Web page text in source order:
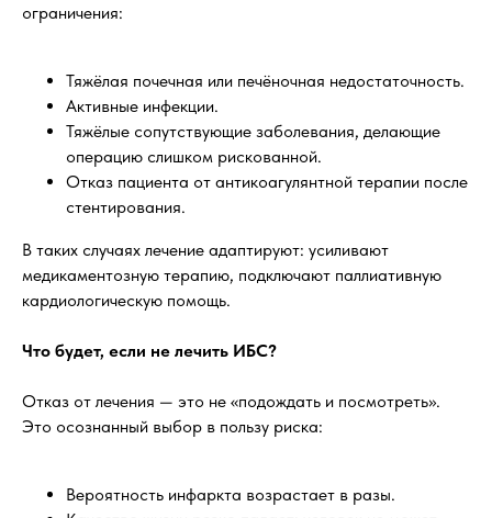
ограничения:
Тяжёлая почечная или печёночная недостаточность.
Активные инфекции.
Тяжёлые сопутствующие заболевания, делающие
операцию слишком рискованной.
Отказ пациента от антикоагулянтной терапии после
стентирования.
В таких случаях лечение адаптируют: усиливают
медикаментозную терапию, подключают паллиативную
кардиологическую помощь.
Что будет, если не лечить ИБС?
Отказ от лечения — это не «подождать и посмотреть».
Это осознанный выбор в пользу риска:
Вероятность инфаркта возрастает в разы.